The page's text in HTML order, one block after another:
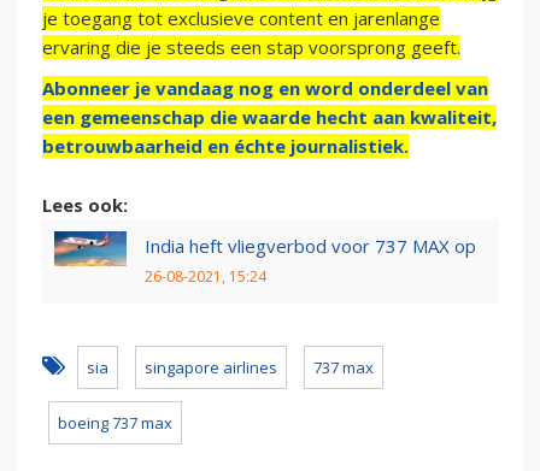
je toegang tot exclusieve content en jarenlange
ervaring die je steeds een stap voorsprong geeft.
Abonneer je vandaag nog en word onderdeel van
een gemeenschap die waarde hecht aan kwaliteit,
betrouwbaarheid en échte journalistiek.
Lees ook:
India heft vliegverbod voor 737 MAX op
26-08-2021, 15:24
sia singapore airlines 737 max
boeing 737 max